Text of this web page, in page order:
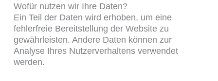
Wofür nutzen wir Ihre Daten?
Ein Teil der Daten wird erhoben, um eine
fehlerfreie Bereitstellung der Website zu
gewährleisten. Andere Daten können zur
Analyse Ihres Nutzerverhaltens verwendet
werden.